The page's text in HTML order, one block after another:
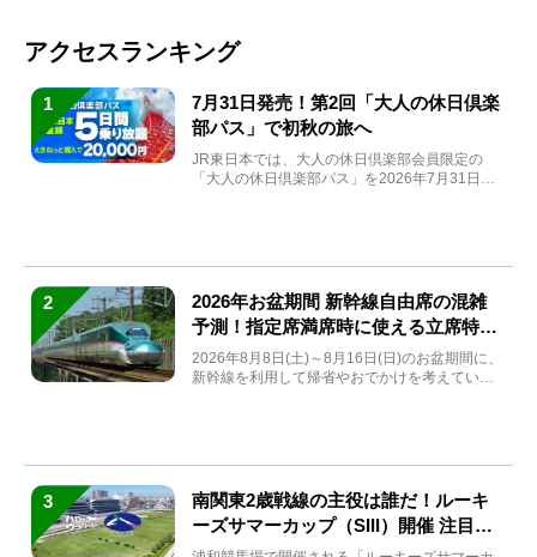
アクセスランキング
1
7月31日発売！第2回「大人の休日倶楽
部パス」で初秋の旅へ
JR東日本では、大人の休日倶楽部会員限定の
「大人の休日倶楽部パス」を2026年7月31日
2
2026年お盆期間 新幹線自由席の混雑
予測！指定席満席時に使える立席特急
券も解説
2026年8月8日(土)～8月16日(日)のお盆期間に、
新幹線を利用して帰省やおでかけを考えている
3
南関東2歳戦線の主役は誰だ！ルーキ
ーズサマーカップ（SIII）開催 注目馬
と見どころをチェック